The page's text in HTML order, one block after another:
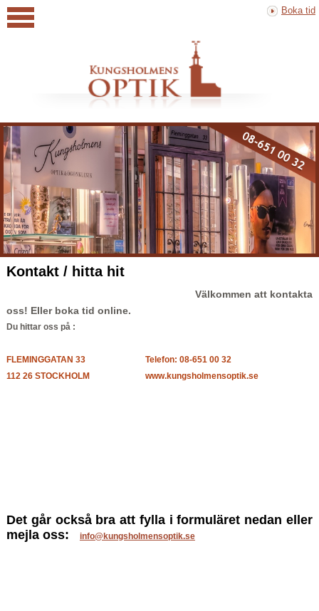
Boka tid
Kontakt / hitta hit
Välkommen att kontakta
oss! Eller boka tid online.
Du hittar oss på :
FLEMINGGATAN 33
112 26 STOCKHOLM
Telefon: 08-651 00 32
www.kungsholmensoptik.se
Det går också bra att fylla i formuläret nedan eller
mejla oss:
info@kungsholmensoptik.se